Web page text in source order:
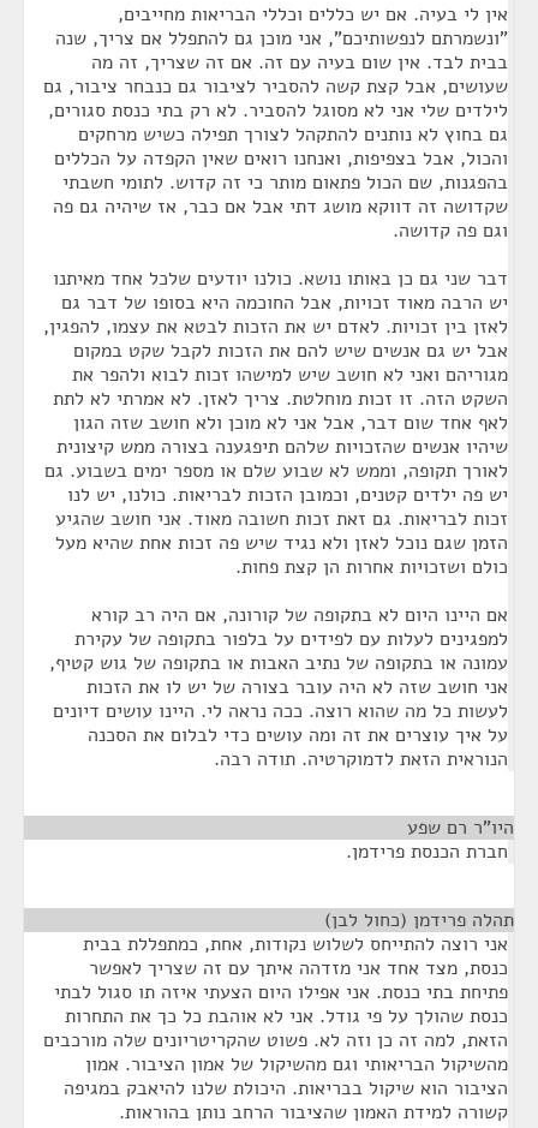
אין לי בעיה. אם יש כללים וכללי הבריאות מחייבים,
"ונשמרתם לנפשותיכם", אני מוכן גם להתפלל אם צריך, שנה
בבית לבד. אין שום בעיה עם זה. אם זה שצריך, זה מה
שעושים, אבל קצת קשה להסביר לציבור גם כנבחר ציבור, גם
לילדים שלי אני לא מסוגל להסביר. לא רק בתי כנסת סגורים,
גם בחוץ לא נותנים להתקהל לצורך תפילה כשיש מרחקים
והכול, אבל בצפיפות, ואנחנו רואים שאין הקפדה על הכללים
בהפגנות, שם הכול פתאום מותר כי זה קדוש. לתומי חשבתי
שקדושה זה דווקא מושג דתי אבל אם כבר, אז שיהיה גם פה
וגם פה קדושה.
דבר שני גם כן באותו נושא. כולנו יודעים שלכל אחד מאיתנו
יש הרבה מאוד זכויות, אבל החוכמה היא בסופו של דבר גם
לאזן בין זכויות. לאדם יש את הזכות לבטא את עצמו, להפגין,
אבל יש גם אנשים שיש להם את הזכות לקבל שקט במקום
מגוריהם ואני לא חושב שיש למישהו זכות לבוא ולהפר את
השקט הזה. זו זכות מוחלטת. צריך לאזן. לא אמרתי לא לתת
לאף אחד שום דבר, אבל אני לא מוכן ולא חושב שזה הגון
שיהיו אנשים שהזכויות שלהם תיפגענה בצורה ממש קיצונית
לאורך תקופה, וממש לא שבוע שלם או מספר ימים בשבוע. גם
יש פה ילדים קטנים, וכמובן הזכות לבריאות. כולנו, יש לנו
זכות לבריאות. גם זאת זכות חשובה מאוד. אני חושב שהגיע
הזמן שגם נוכל לאזן ולא נגיד שיש פה זכות אחת שהיא מעל
כולם ושזכויות אחרות הן קצת פחות.
אם היינו היום לא בתקופה של קורונה, אם היה רב קורא
למפגינים לעלות עם לפידים על בלפור בתקופה של עקירת
עמונה או בתקופה של נתיב האבות או בתקופה של גוש קטיף,
אני חושב שזה לא היה עובר בצורה של יש לו את הזכות
לעשות כל מה שהוא רוצה. ככה נראה לי. היינו עושים דיונים
על איך עוצרים את זה ומה עושים כדי לבלום את הסכנה
הנוראית הזאת לדמוקרטיה. תודה רבה.
היו"ר רם שפע
חברת הכנסת פרידמן.
תהלה פרידמן (כחול לבן)
אני רוצה להתייחס לשלוש נקודות, אחת, כמתפללת בבית
כנסת, מצד אחד אני מזדהה איתך עם זה שצריך לאפשר
פתיחת בתי כנסת. אני אפילו היום הצעתי איזה תו סגול לבתי
כנסת שהולך על פי גודל. אני לא אוהבת כל כך את התחרות
הזאת, למה זה כן וזה לא. פשוט שהקריטריונים שלה מורכבים
מהשיקול הבריאותי וגם מהשיקול של אמון הציבור. אמון
הציבור הוא שיקול בבריאות. היכולת שלנו להיאבק במגיפה
קשורה למידת האמון שהציבור הרחב נותן בהוראות.